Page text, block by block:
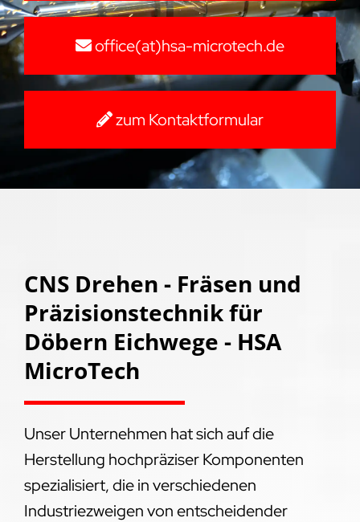
office(at)hsa-microtech.de
zum Kontaktformular
CNS Drehen - Fräsen und
Präzisionstechnik für
Döbern Eichwege - HSA
MicroTech
Unser Unternehmen hat sich auf die
Herstellung hochpräziser Komponenten
spezialisiert, die in verschiedenen
Industriezweigen von entscheidender